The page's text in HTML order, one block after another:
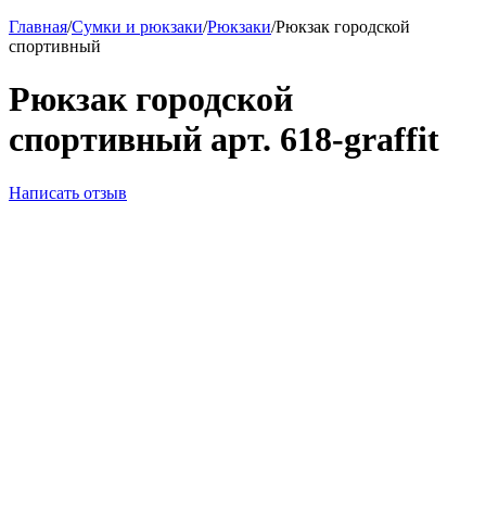
Главная/Сумки и рюкзаки/Рюкзаки/Рюкзак городской
спортивный
Рюкзак городской
спортивный арт. 618-graffit
Написать отзыв